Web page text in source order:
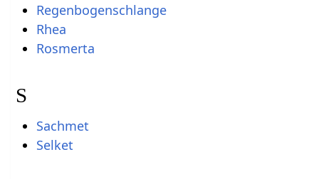
Regenbogenschlange
Rhea
Rosmerta
S
Sachmet
Selket